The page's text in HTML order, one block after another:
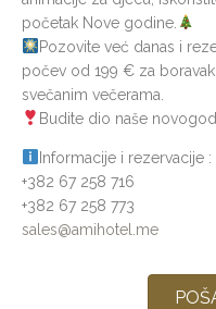
početak Nove godine.
Pozovite već danas i
počev od 199 € za
svečanim večerama.
Budite dio naše
Informacije i rezervacije :
+382 67 258 716
+382 67 258 773
sales@amihotel.me